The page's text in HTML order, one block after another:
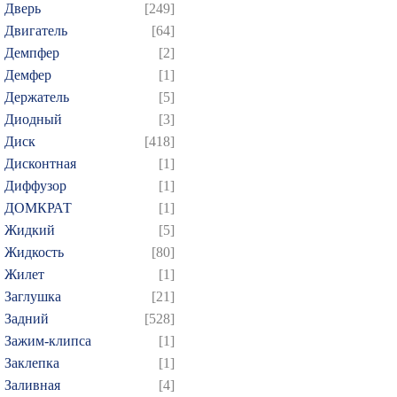
Дверь
[249]
Двигатель
[64]
Демпфер
[2]
Демфер
[1]
Держатель
[5]
Диодный
[3]
Диск
[418]
Дисконтная
[1]
Диффузор
[1]
ДОМКРАТ
[1]
Жидкий
[5]
Жидкость
[80]
Жилет
[1]
Заглушка
[21]
Задний
[528]
Зажим-клипса
[1]
Заклепка
[1]
Заливная
[4]